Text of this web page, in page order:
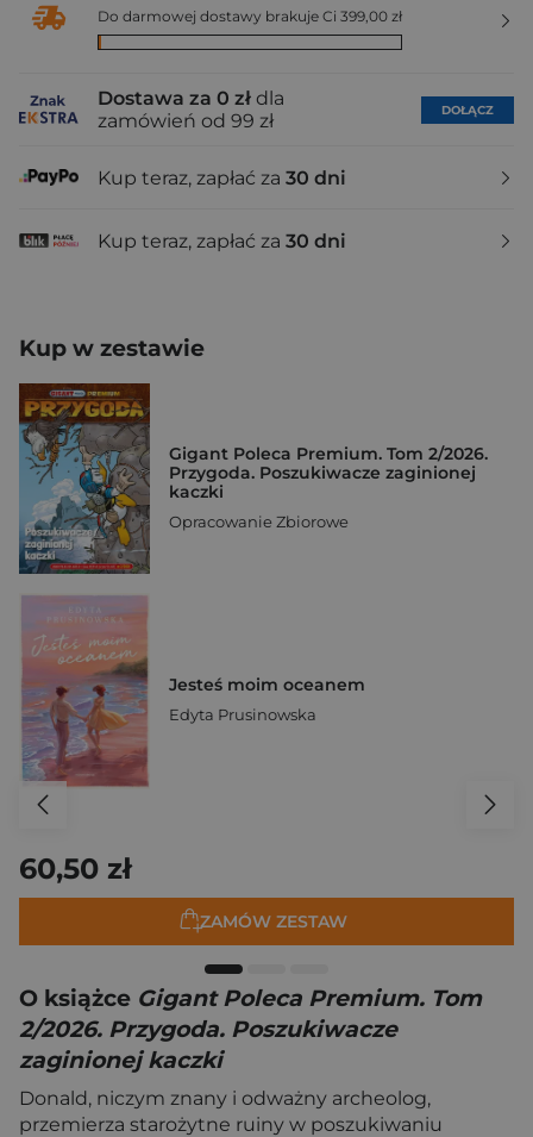
Do darmowej dostawy brakuje Ci 399,00 zł
Dostawa za 0 zł dla
zamówień od 99 zł
DOŁĄCZ
Kup teraz, zapłać za 30 dni
Kup teraz, zapłać za 30 dni
Kup w zestawie
Gigant Poleca Premium. Tom 2/2026.
Przygoda. Poszukiwacze zaginionej
kaczki
Opracowanie Zbiorowe
Jesteś moim oceanem
Edyta Prusinowska
60,50 zł
ZAMÓW ZESTAW
O książce Gigant Poleca Premium. Tom
2/2026. Przygoda. Poszukiwacze
zaginionej kaczki
Donald, niczym znany i odważny archeolog,
przemierza starożytne ruiny w poszukiwaniu